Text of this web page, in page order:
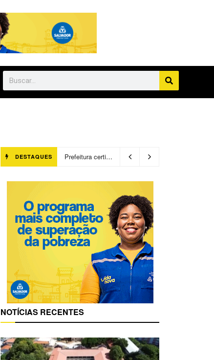
DESTAQUES Prefeitura certifica 4,6 mil trabalhadores pelo programa Treinar para Empregar e realiza Feirão de Empregabilidade
NOTÍCIAS RECENTES